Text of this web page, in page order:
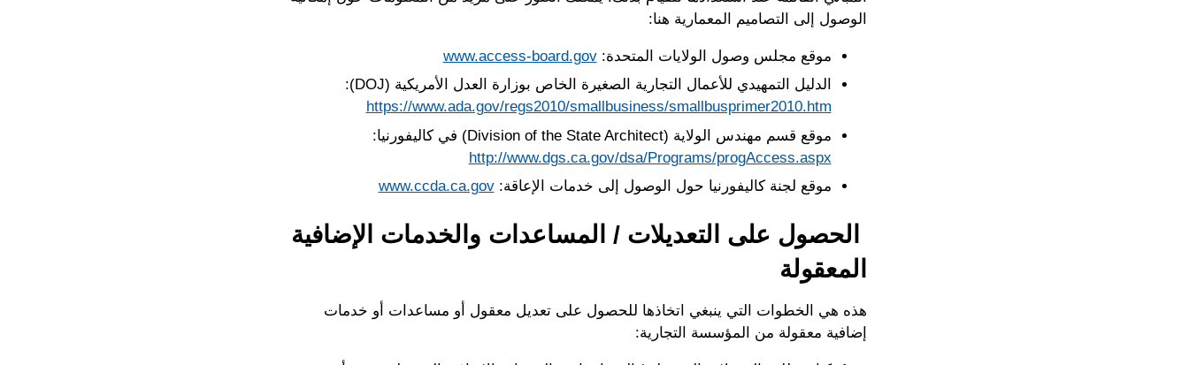
الوصول إلى التصاميم المعمارية هنا:
موقع مجلس وصول الولايات المتحدة:www.access-board.gov
الدليل التمهيدي للأعمال التجارية الصغيرة الخاص بوزارة العدل الأمريكية (DOJ):
https://www.ada.gov/regs2010/smallbusiness/smallbusprimer2010.htm
موقع قسم مهندس الولاية (Division of the State Architect) في كاليفورنيا:
http://www.dgs.ca.gov/dsa/Programs/progAccess.aspx
موقع لجنة كاليفورنيا حول الوصول إلى خدمات الإعاقة:www.ccda.ca.gov
الحصول على التعديلات / المساعدات والخدمات الإضافية
المعقولة
هذه هي الخطوات التي ينبغي اتخاذها للحصول على تعديل معقول أو مساعدات أو خدمات
إضافية معقولة من المؤسسة التجارية: